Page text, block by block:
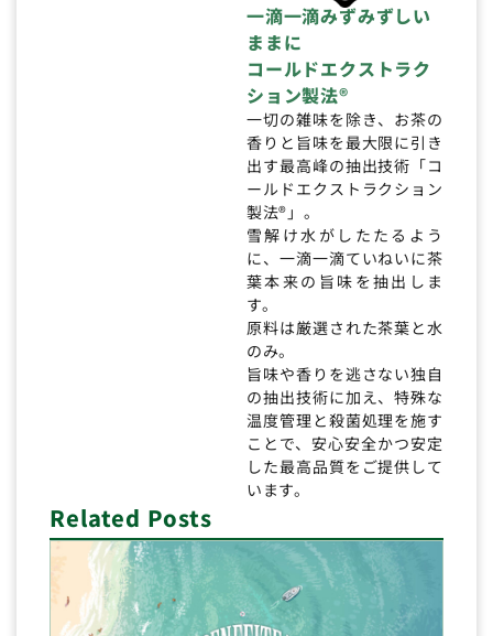
一滴一滴みずみずしい
ままに
コールドエクストラク
ション製法®
一切の雑味を除き、お茶の
香りと旨味を最大限に引き
出す最高峰の抽出技術「コ
ールドエクストラクション
製法®」。
雪解け水がしたたるよう
に、一滴一滴ていねいに茶
葉本来の旨味を抽出しま
す。
原料は厳選された茶葉と水
のみ。
旨味や香りを逃さない独自
の抽出技術に加え、特殊な
温度管理と殺菌処理を施す
ことで、安心安全かつ安定
した最高品質をご提供して
います。
Related Posts